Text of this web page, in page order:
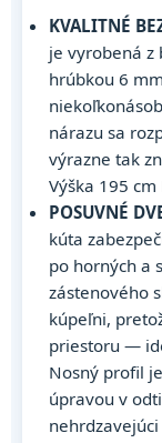
KVALITNÉ
je vyrobená z
hrúbkou 6
nárazu sa
výrazne tak
Výška 195
POSUVNÉ
kúta
po horných a
zástenového
kúpeľni,
priestoru —
Nosný profil
úpravou v